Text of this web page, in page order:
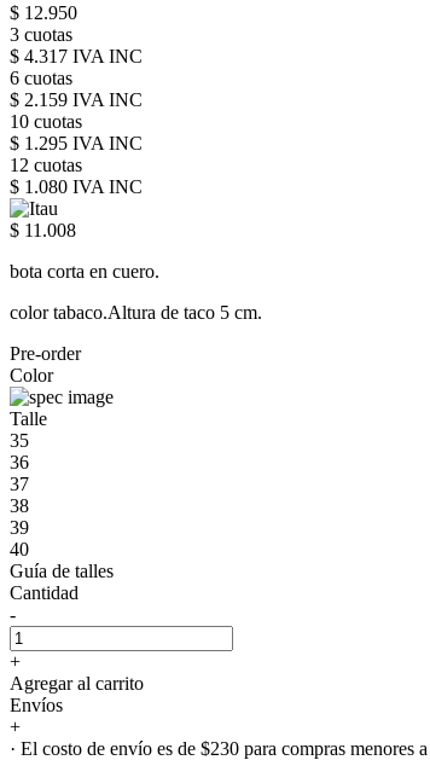
$ 12.950
3 cuotas
$ 4.317 IVA INC
6 cuotas
$ 2.159 IVA INC
10 cuotas
$ 1.295 IVA INC
12 cuotas
$ 1.080 IVA INC
$ 11.008
bota corta en cuero.
color tabaco.Altura de taco 5 cm.
Pre-order
Color
Talle
35
36
37
38
39
40
Guía de talles
Cantidad
-
+
Agregar al carrito
Envíos
+
· El costo de envío es de $230 para compras menores